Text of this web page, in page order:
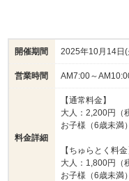
開催期間 2025年10月14日
営業時間 AM7:00～
料金詳細
【通常料金】
大人：2,200円（
お子様（6歳未満
【ちゅらとく料金
大人：1,800円（
お子様（6歳未満